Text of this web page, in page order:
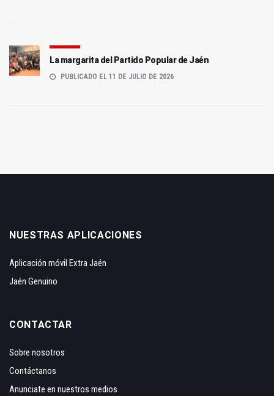
La margarita del Partido Popular de Jaén
PUBLICADO EL 11 DE JULIO DE 2026
NUESTRAS APLICACIONES
Aplicación móvil Extra Jaén
Jaén Genuino
CONTACTAR
Sobre nosotros
Contáctanos
Anunciate en nuestros medios